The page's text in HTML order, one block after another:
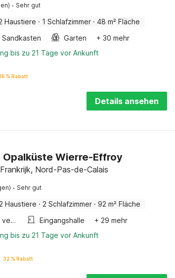
· Sehr gut
Haustiere · 1 Schlafzimmer · 48 m² Fläche
Sandkasten Garten
+ 30 mehr
bis zu 21 Tage vor Ankunft
16 % Rabatt
Details ansehen
Opalküste Wierre-Effroy
Nord-Pas-de-Calais
· Sehr gut
2 Haustiere · 2 Schlafzimmer · 92 m² Fläche
Fahrräder verfügbar Eingangshalle
+ 29 mehr
bis zu 21 Tage vor Ankunft
32 % Rabatt